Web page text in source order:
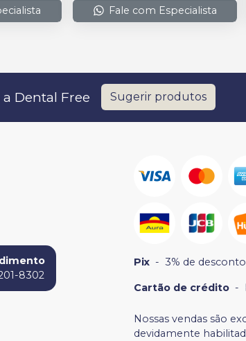
Fale com Especialista
Dental Free Sugerir produtos
8302
Pix - 3% de
Cartão de crédito -
Nossas vendas são
devidamente